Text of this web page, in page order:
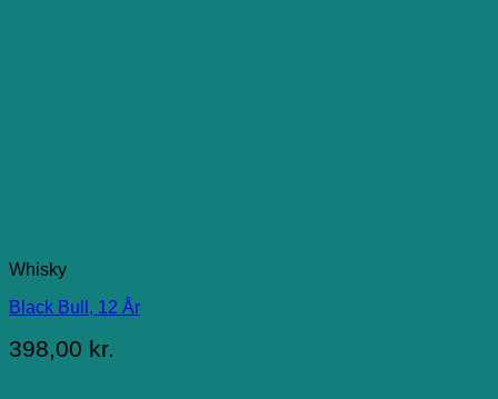
Whisky
Black Bull, 12 År
398,00 kr.